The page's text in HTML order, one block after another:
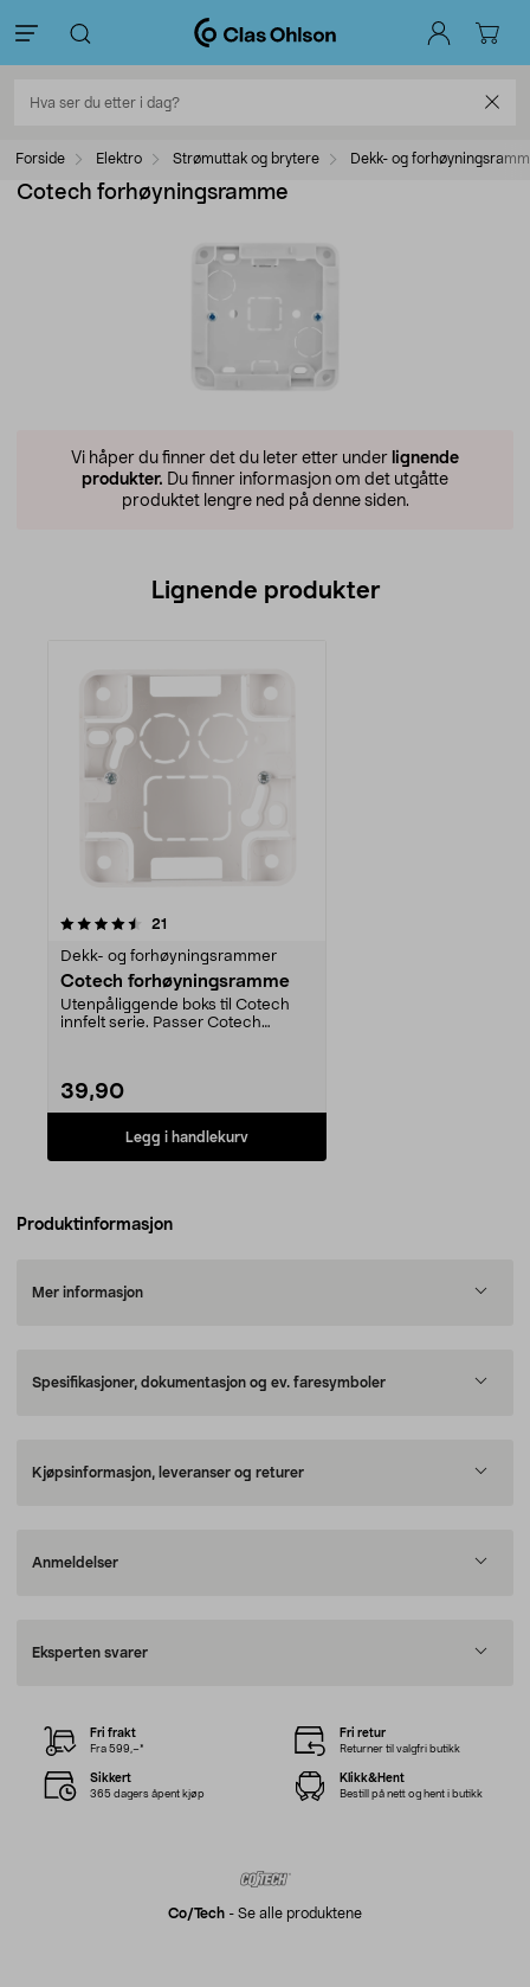
Forside Elektro Strømuttak og brytere Dekk- og
Cotech forhøyningsramme
Vi håper du finner det du leter etter under lignende
produkter. Du finner informasjon om det utgåtte
produktet lengre ned på denne siden.
Lignende produkter
21
Dekk- og forhøyningsrammer
Cotech forhøyningsramme
Utenpåliggende boks til Cotech
innfelt serie. Passer Cotech
39,90
Legg i handlekurv
Produktinformasjon
Mer informasjon
Spesifikasjoner, dokumentasjon og ev. faresymboler
Kjøpsinformasjon, leveranser og returer
Anmeldelser
Eksperten svarer
Co/tech - Se alle produktene
Fri frakt
Fra 599,–*
Fri retur
Returner til valgfri butikk
Sikkert
365 dagers åpent kjøp
Klikk&Hent
Bestill på nett og hent i butikk